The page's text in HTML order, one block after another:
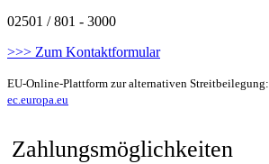
02501 / 801 - 3000
>>> Zum Kontaktformular
EU-Online-Plattform zur alternativen Streitbeilegung:
ec.europa.eu
Zahlungsmöglichkeiten